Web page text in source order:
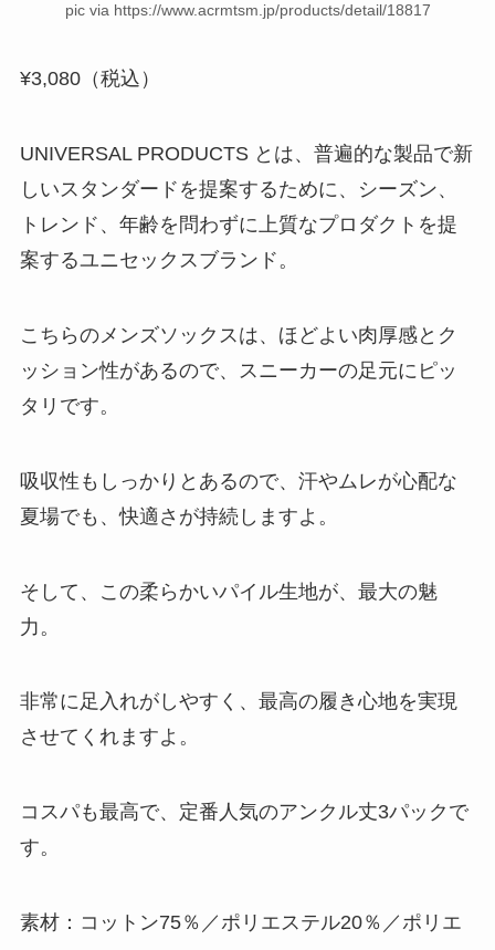
pic via https://www.acrmtsm.jp/products/detail/18817
¥3,080（税込）
UNIVERSAL PRODUCTS とは、普遍的な製品で新
しいスタンダードを提案するために、シーズン、
トレンド、年齢を問わずに上質なプロダクトを提
案するユニセックスブランド。
こちらのメンズソックスは、ほどよい肉厚感とク
ッション性があるので、スニーカーの足元にピッ
タリです。
吸収性もしっかりとあるので、汗やムレが心配な
夏場でも、快適さが持続しますよ。
そして、この柔らかいパイル生地が、最大の魅
力。
非常に足入れがしやすく、最高の履き心地を実現
させてくれますよ。
コスパも最高で、定番人気のアンクル丈3パックで
す。
素材：コットン75％／ポリエステル20％／ポリエ